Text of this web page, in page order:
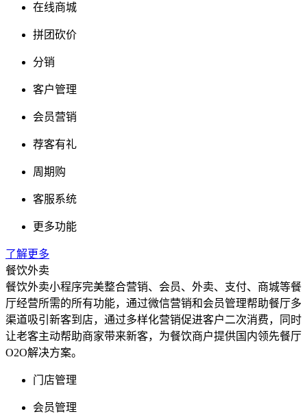
在线商城
拼团砍价
分销
客户管理
会员营销
荐客有礼
周期购
客服系统
更多功能
了解更多
餐饮外卖
餐饮外卖小程序完美整合营销、会员、外卖、支付、商城等餐
厅经营所需的所有功能，通过微信营销和会员管理帮助餐厅多
渠道吸引新客到店，通过多样化营销促进客户二次消费，同时
让老客主动帮助商家带来新客，为餐饮商户提供国内领先餐厅
O2O解决方案。
门店管理
会员管理